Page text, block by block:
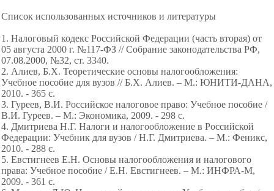
Список использованных источников и литературы
1. Налоговый кодекс Российской Федерации (часть вторая) от
05 августа 2000 г. №117-ФЗ // Собрание законодательства РФ,
07.08.2000, №32, ст. 3340.
2. Алиев, Б.Х. Теоретические основы налогообложения:
Учебное пособие для вузов // Б.Х. Алиев. – М.: ЮНИТИ-ДАНА,
2010. - 365 с.
3. Гуреев, В.И. Российское налоговое право: Учебное пособие /
В.И. Гуреев. – М.: Экономика, 2009. - 298 с.
4. Дмитриева Н.Г. Налоги и налогообложение в Российской
Федерации: Учебник для вузов / Н.Г. Дмитриева. – М.: Феникс,
2010. - 288 с.
5. Евстигнеев Е.Н. Основы налогообложения и налогового
права: Учебное пособие / Е.Н. Евстигнеев. – М.: ИНФРА-М,
2009. - 361 с.